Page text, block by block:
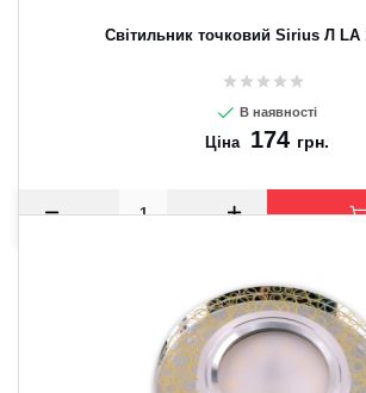
Світильник точковий Sirius Л LA
В наявності
Ціна 174 грн.